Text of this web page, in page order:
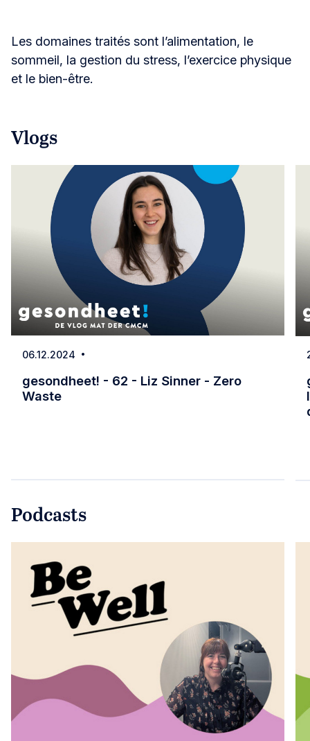
Les domaines traités sont l’alimentation, le
sommeil, la gestion du stress, l’exercice physique
et le bien-être.
Vlogs
Date
06.12.2024
gesondheet! - 62 - Liz Sinner - Zero
Waste
Podcasts